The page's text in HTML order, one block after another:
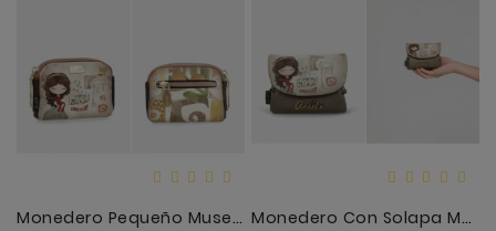
Monedero Pequeño Muse Anekke Monedero Con Solapa Muse Anekke